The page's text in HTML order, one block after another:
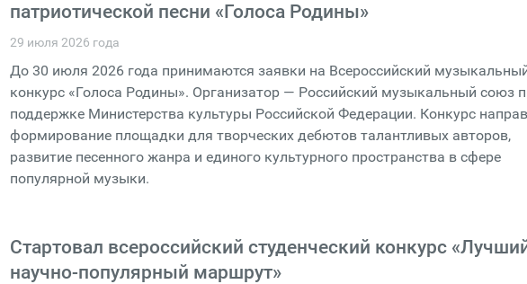
патриотической песни «Голоса Родины»
29 июля 2026 года
До 30 июля 2026 года принимаются заявки на Всероссийский
конкурс «Голоса Родины». Организатор — Российский музыкальный союз
поддержке Министерства культуры Российской Федерации. Конкурс
формирование площадки для творческих дебютов талантливых авторов,
развитие песенного жанра и единого культурного пространства в сфере
популярной музыки.
Стартовал всероссийский студенческий конкурс
научно-популярный маршрут»